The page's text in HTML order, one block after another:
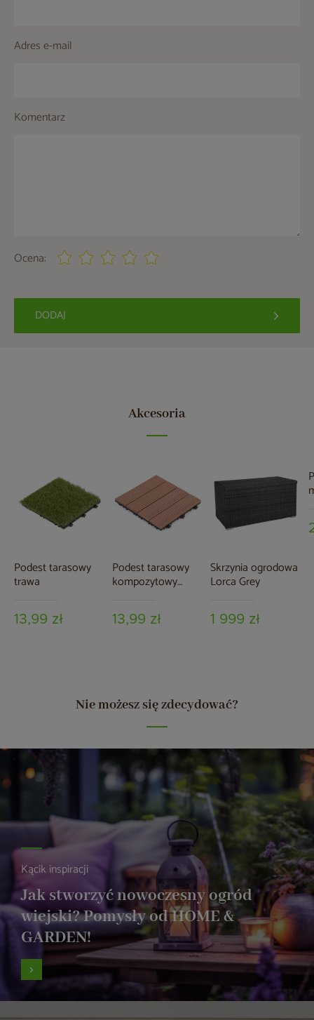
Adres e-mail
Komentarz
Ocena:
DODAJ
Akcesoria
Podest tarasowy
trawa
13,99 zł
Podest tarasowy
kompozytowy
13,99 zł
Skrzynia ogrodowa
Lorca Grey
1 999 zł
Nie możesz się zdecydować?
Kącik inspiracji
Jak stworzyć nowoczesny ogród
wiejski? Pomysły od HOME &
GARDEN!